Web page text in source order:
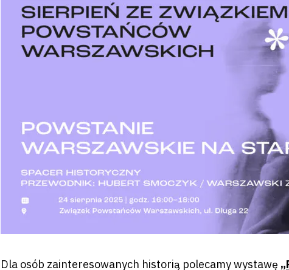
Dla osób zainteresowanych historią polecamy wystawę